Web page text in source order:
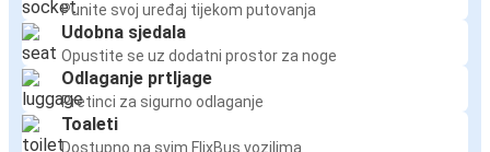
Punite svoj uređaj tijekom putovanja
Udobna sjedala
Opustite se uz dodatni prostor za noge
Odlaganje prtljage
Pretinci za sigurno odlaganje
Toaleti
Dostupno na svim FlixBus vozilima